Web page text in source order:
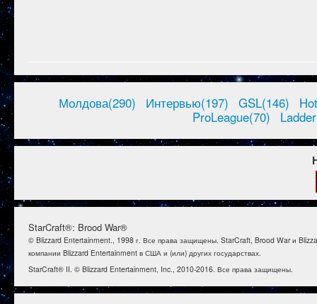
Молдова(290) Интервью(197) GSL(146)
ProLeague(70)
StarCraft®: Brood War®
© Blizzard Entertainment., 1998 г. Все права защищены. StarCraft, Brood War и
компании Blizzard Entertainment в США и (или) других государствах.
StarCraft® II. © Blizzard Entertainment, Inc., 2010-2016. Все права защищены.